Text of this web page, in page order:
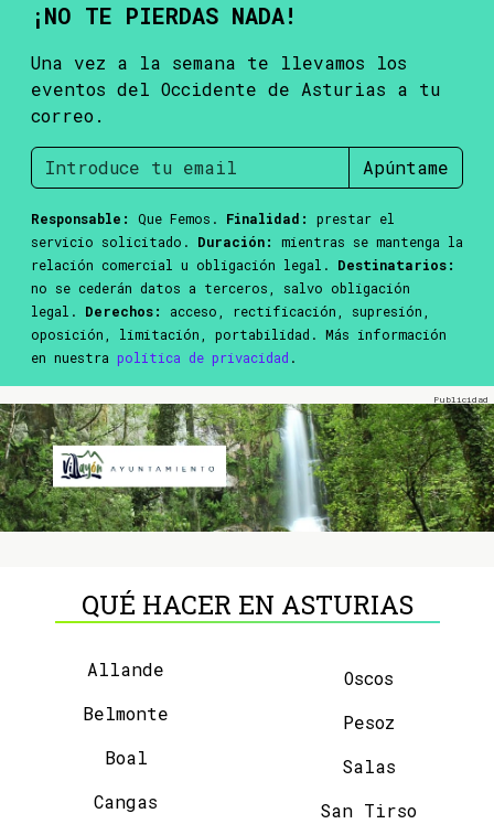
¡NO TE PIERDAS NADA!
Una vez a la semana te llevamos los
eventos del Occidente de Asturias a tu
correo.
Apúntame
Responsable: Que Femos. Finalidad:
prestar el
servicio solicitado. Duración:
mientras se mantenga la
relación comercial u obligación legal. Destinatarios:
no se cederán datos a terceros, salvo obligación
legal. Derechos:
acceso, rectificación, supresión,
oposición, limitación, portabilidad. Más información
en nuestra política de privacidad .
QUÉ HACER EN ASTURIAS
Allande
Belmonte
Boal
Cangas
Oscos
Pesoz
Salas
San Tirso